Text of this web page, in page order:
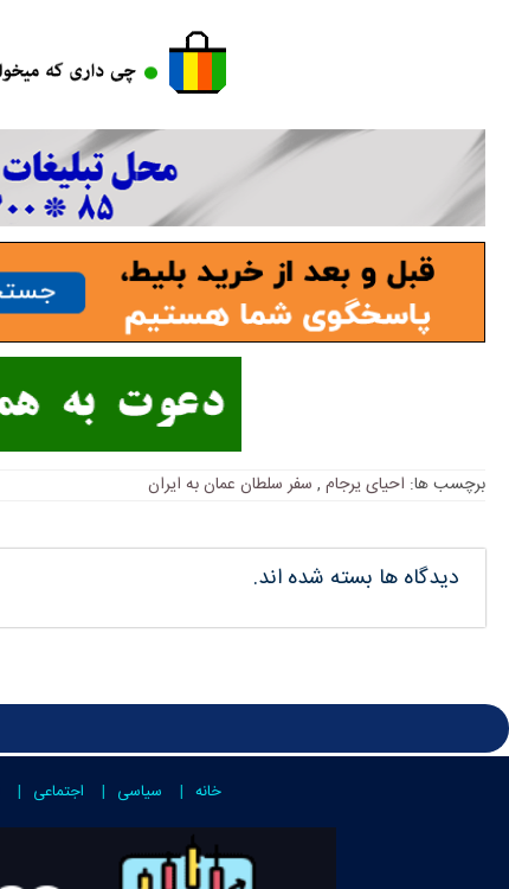
برچسب ها: احیای یرجام , سفر سلطان عمان به ایران
دیدگاه ها بسته شده اند.
خانه سیاسی اجتماعی